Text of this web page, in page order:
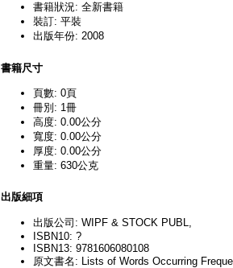
書籍狀況: 全新書籍
裝訂: 平裝
出版年份: 2008
書籍尺寸
頁數: 0頁
冊別: 1冊
高度: 0.00公分
寬度: 0.00公分
厚度: 0.00公分
重量: 630公克
出版細項
出版公司: WIPF & STOCK PUBL,
ISBN10: ?
ISBN13: 9781606080108
原文書名: Lists of Words Occurring